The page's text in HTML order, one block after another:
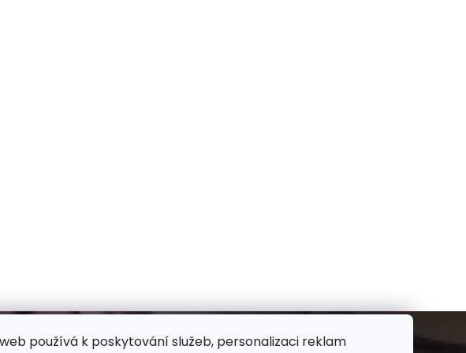
používá k poskytování služeb, personalizaci reklam